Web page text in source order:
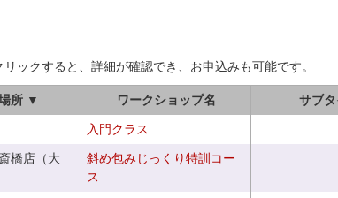
ックすると、詳細が確認でき、お申込みも可能です。
所 ▼ ワークショップ名 サブ
入門クラス
橋店（大
斜め包みじっくり特訓コー
ス